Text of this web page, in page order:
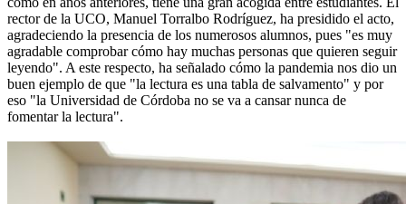
rector de la UCO, Manuel Torralbo Rodríguez, ha presidido el acto,
agradeciendo la presencia de los numerosos alumnos, pues "es muy
agradable comprobar cómo hay muchas personas que quieren seguir
leyendo". A este respecto, ha señalado cómo la pandemia nos dio un
buen ejemplo de que "la lectura es una tabla de salvamento" y por
eso "la Universidad de Córdoba no se va a cansar nunca de
fomentar la lectura".